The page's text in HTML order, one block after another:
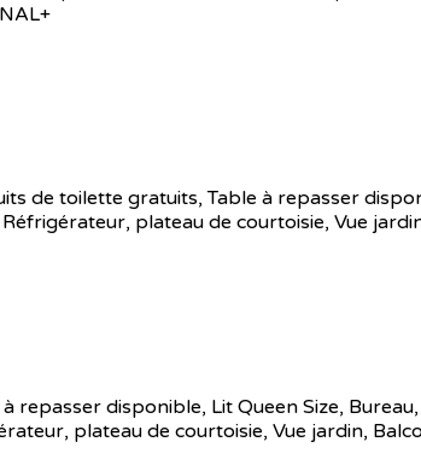
de toilette gratuits,Table à repasser
, plateau de courtoisie, Vue
à repasser disponible, Lit Queen Size, Bureau,
, plateau de courtoisie, Vue jardin,